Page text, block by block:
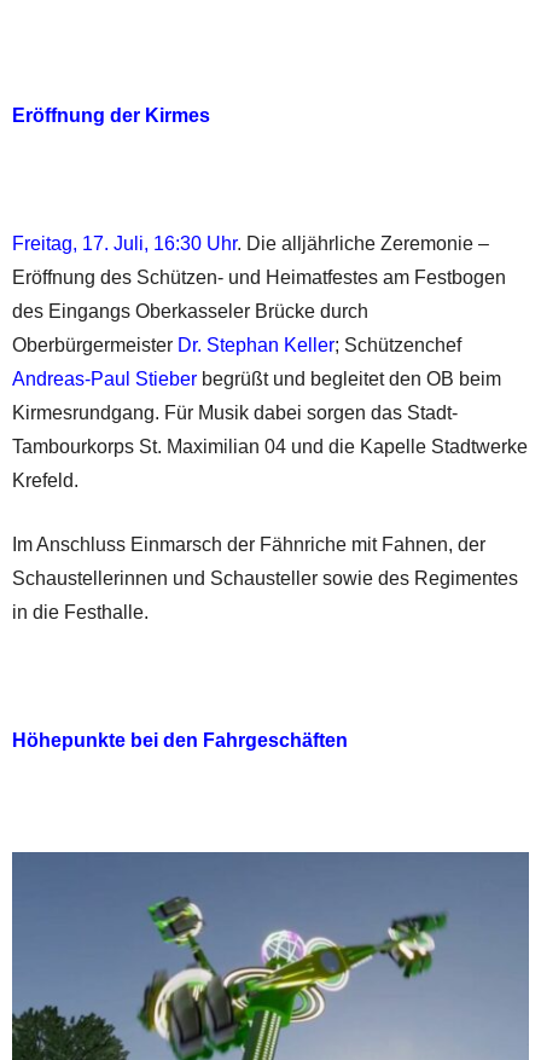
Eröffnung der Kirmes
Freitag, 17. Juli, 16:30 Uhr. Die alljährliche Zeremonie –
Eröffnung des Schützen- und Heimatfestes am Festbogen
des Eingangs Oberkasseler Brücke durch
Oberbürgermeister Dr. Stephan Keller; Schützenchef
Andreas-Paul Stieber begrüßt und begleitet den OB beim
Kirmesrundgang. Für Musik dabei sorgen das Stadt-
Tambourkorps St. Maximilian 04 und die Kapelle Stadtwerke
Krefeld.
Im Anschluss Einmarsch der Fähnriche mit Fahnen, der
Schaustellerinnen und Schausteller sowie des Regimentes
in die Festhalle.
Höhepunkte bei den Fahrgeschäften